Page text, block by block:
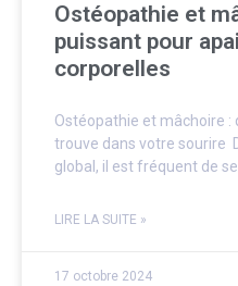
Ostéopathie et
puissant pour
corporelles
Ostéopathie et mâchoire :
trouve dans votre sourire
global, il est fréquent de se
LIRE LA SUITE »
17 octobre 2024